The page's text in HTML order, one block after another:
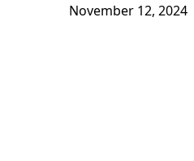
November 12, 2024